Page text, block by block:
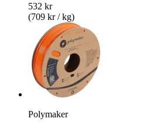
532 kr
(709 kr / kg)
Polymaker